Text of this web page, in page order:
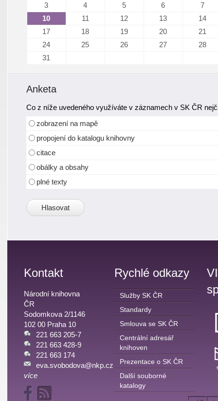
3 4 5 6
7
10
11 12 13
14
17
18 19 20
21
24
25 26 27
28
31
Anketa
Co z níže uvedeného využíváte v záznamech v SK ČR
zobrazení na mapě
propojení do katalogu knihovny
citace
obálky a obsahy
plné texty
Kontakt
Národní knihovna
ČR
Sodomkova 2/1146
102 00 Praha 10
221 663 205-7
221 663 428-9
221 663 174
eva.svobodova@nkp.cz
více
Rychlé odkazy
Služby SK ČR
Standardy
Smlouva se SK ČR
Centrální adresář
knihoven
Prezentace o SK ČR
Další souborné
katalogy